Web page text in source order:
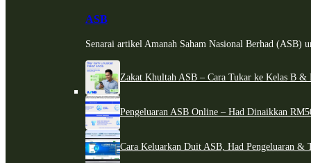
ASB
Senarai artikel Amanah Saham Nasional Berhad (ASB)
Zakat Khultah ASB – Cara Tukar ke Kelas B &
Pengeluaran ASB Online – Had Dinaikkan
Cara Keluarkan Duit ASB, Had Pengeluaran &